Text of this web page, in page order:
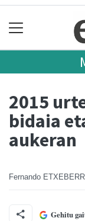
2015
bidaia
aukeran
Fernando
Gehitu